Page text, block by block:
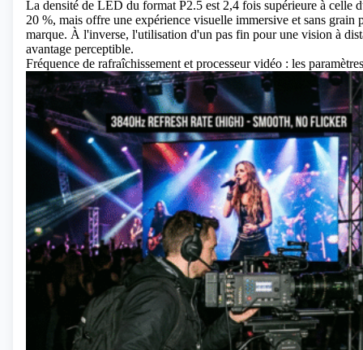
La densité de LED du format P2.5 est 2,4 fois supérieure à
20 %, mais offre une expérience visuelle immersive et sans
marque. À l'inverse, l'utilisation d'un pas fin pour une vision à
avantage perceptible.
Fréquence de rafraîchissement et processeur vidéo : les